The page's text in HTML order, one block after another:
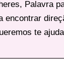
Palavra
encontrar
te